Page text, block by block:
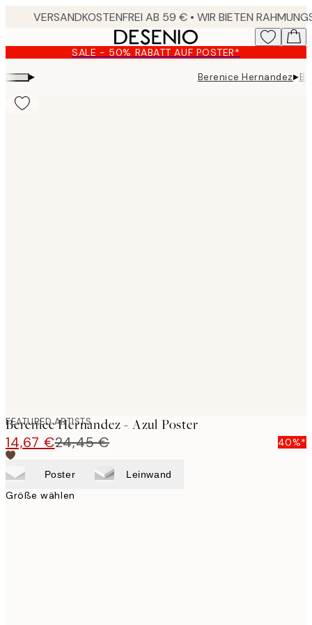
content.
SALE - 50% RABATT AUF POSTER*
▸ Berenice Hernandez▸
FEATURED ARTISTS
Berenice Hernandez - Azul Poster
14,67 €24,45 € 40%*
Poster Leinwand
Größe wählen